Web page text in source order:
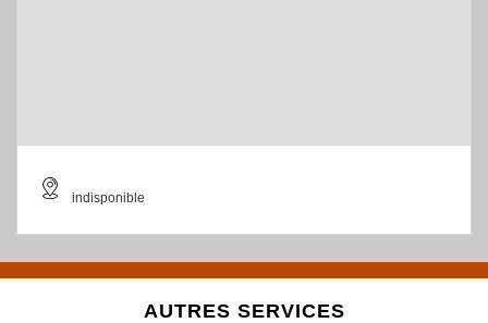
indisponible
AUTRES SERVICES